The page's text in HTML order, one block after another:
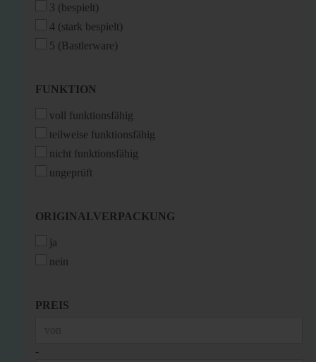
3 (bespielt)
4 (stark bespielt)
5 (Bastlerware)
FUNKTION
FUNKTION
voll funktionsfähig
teilweise funktionsfähig
nicht funktionsfähig
ungeprüft
ORIGINALVERPACKUNG
ORIGINALVERPACKUNG
ja
nein
PREIS
PREIS
-